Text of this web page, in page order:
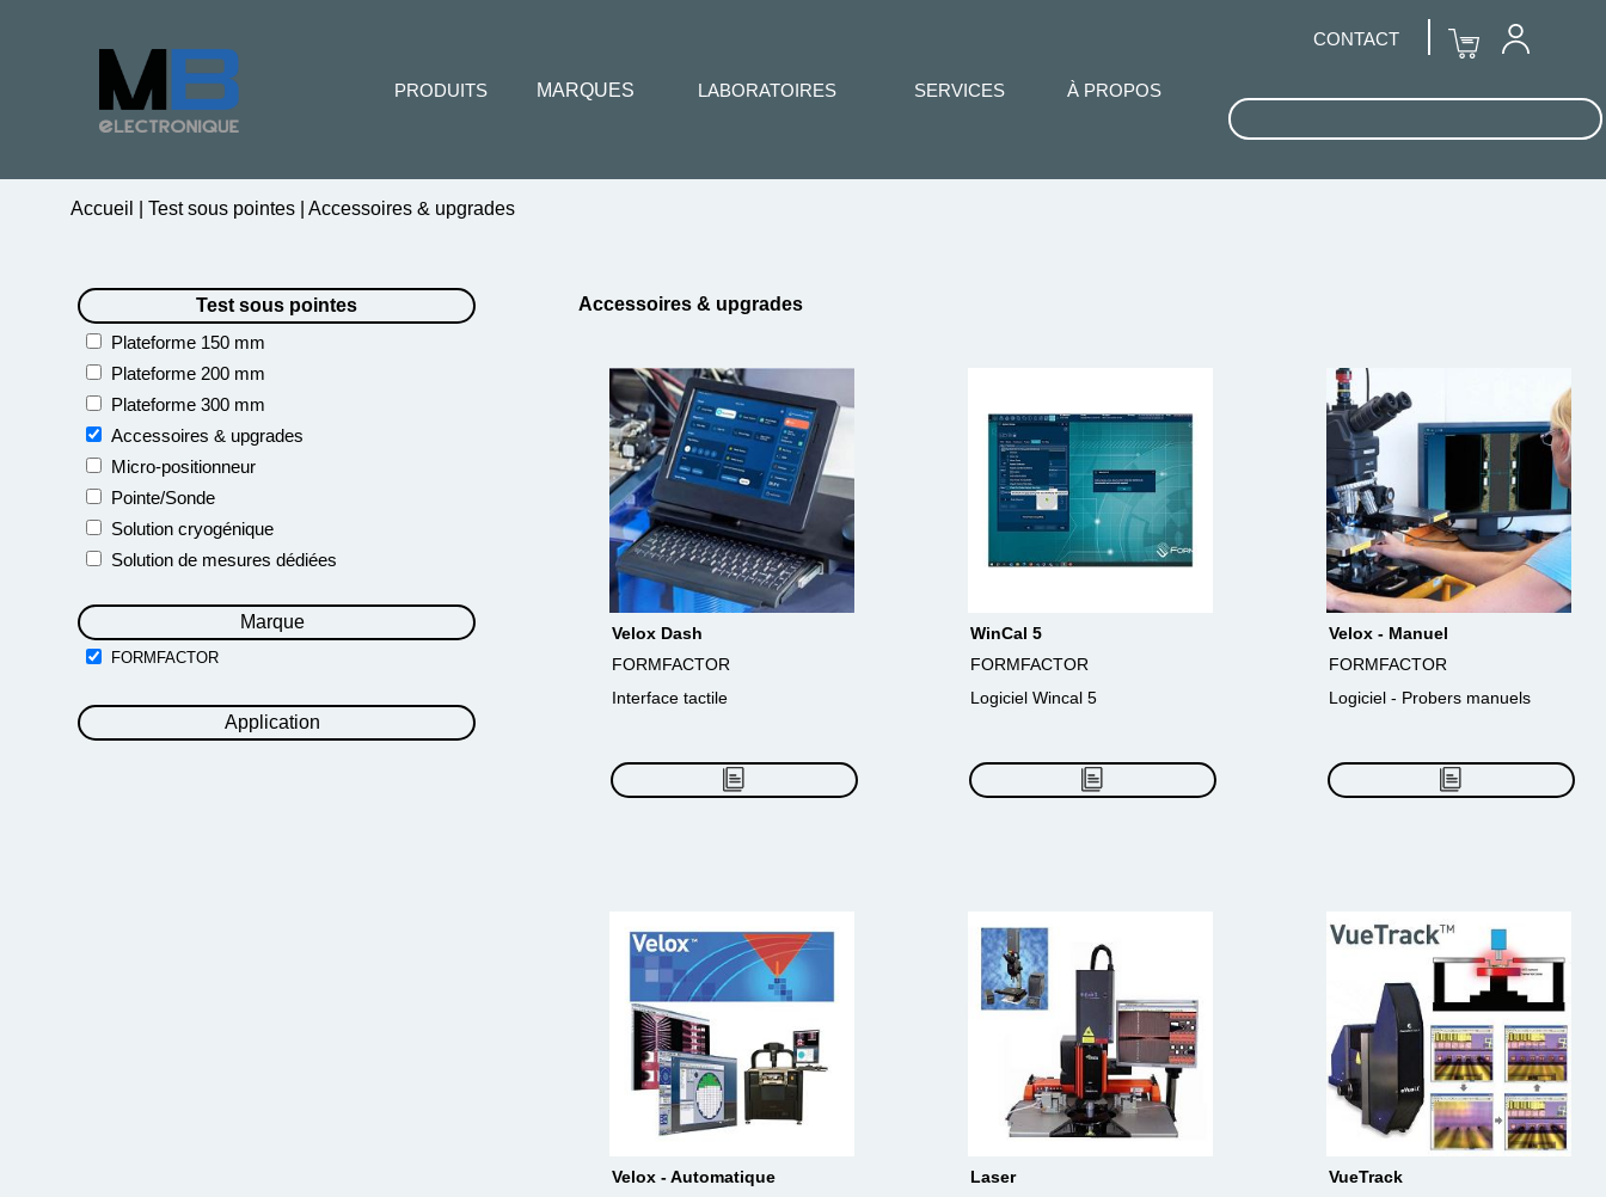
Accueil Test sous pointes Accessoires & upgrades
Test sous pointes
Plateforme 150 mm
Plateforme 200 mm
Plateforme 300 mm
Accessoires & upgrades
Micro-positionneur
Pointe/Sonde
Solution cryogénique
Solution de mesures dédiées
Marque
FORMFACTOR
Application
Accessoires & upgrades
Velox Dash
FORMFACTOR
Interface tactile
WinCal 5
FORMFACTOR
Logiciel Wincal 5
Velox - Manuel
FORMFACTOR
Logiciel - Probers manuels
Velox - Automatique
Laser
VueTrack
CONTACT
PRODUITS MARQUES LABORATOIRES SERVICES À PROPOS